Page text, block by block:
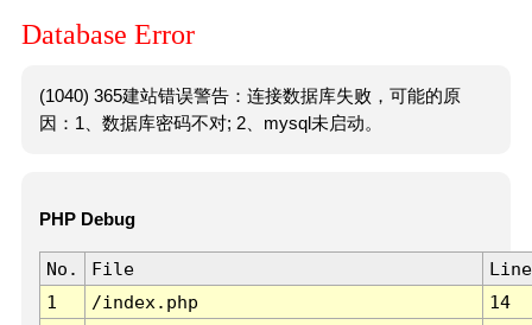
Database Error
(1040) 365建站错误警告：连接数据库失败，可能的原
因：1、数据库密码不对; 2、mysql未启动。
PHP Debug
No. File
Line
1
/index.php 14